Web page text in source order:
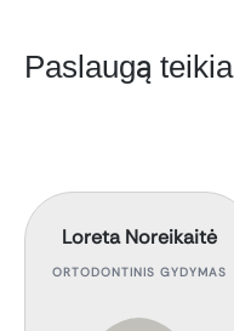
Paslaugą teikia
Loreta Noreikaitė
ORTODONTINIS GYDYMAS